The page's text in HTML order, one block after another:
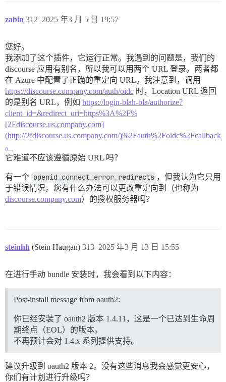
zabin 2025 年3 月 5 日 19:57
312
您好。
我添加了这个插件，它运行正常。我遇到的问题是，我们的
discourse 应用有别名，所以我可以用两个 URL 登录。两者都
在 Azure 中配置了正确的重定向 URL。我注意到，调用
https://discourse.company.com/auth/oidc 时，Location URL 返回
的是别名 URL，例如 https://login-blah-bla/authorize?
client_id=&redirect_uri=https%3A%2F%
[2Fdiscourse.us.company.com]
(http://2fdiscourse.us.company.com/)%2Fauth%2Foidc%2Fcallback
。
它难道不应该遵循原始 URL 吗？
有一个 openid_connect_error_redirects ，但我认为它只用
于错误情况。您有什么办法可以更改重定向到（也称为
discourse.company.com）的授权服务器吗？
steinhh (Stein Haugan) 2025 年3 月 13 日 15:55
313
在进行手动 bundle 安装时，我会看到以下内容：
Post-install message from oauth2:
你已经安装了 oauth2 版本 1.4.11，这是一个已达到生命周
期终点（EOL）的版本。
不再预计会对 1.4.x 系列提供支持。
建议升级到 oauth2 版本 2。没有这些消息我会感觉更安心，
你们有计划进行升级吗？